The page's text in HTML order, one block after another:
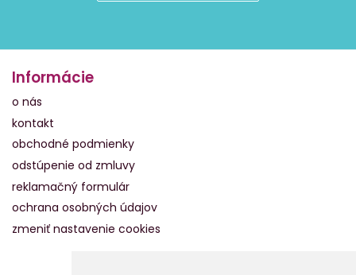
Informácie
o nás
kontakt
obchodné podmienky
odstúpenie od zmluvy
reklamačný formulár
ochrana osobných údajov
zmeniť nastavenie cookies